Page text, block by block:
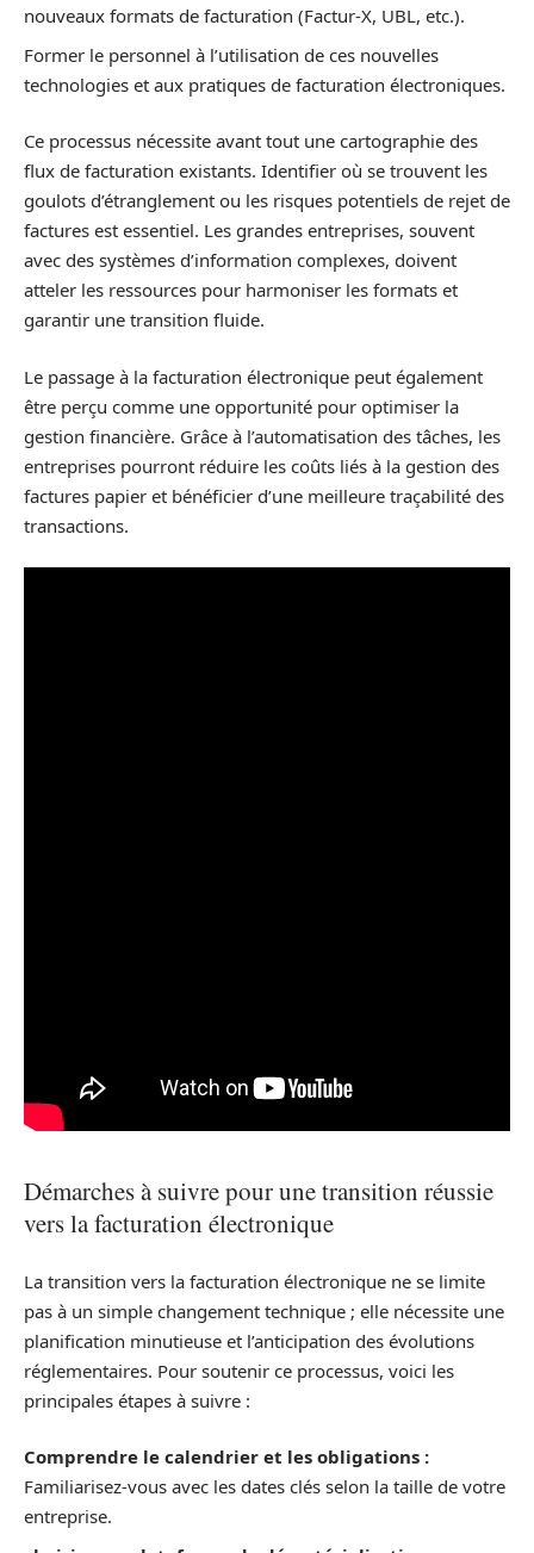
nouveaux formats de facturation (Factur-X, UBL, etc.).
Former le personnel à l’utilisation de ces nouvelles
technologies et aux pratiques de facturation électroniques.
Ce processus nécessite avant tout une cartographie des
flux de facturation existants. Identifier où se trouvent les
goulots d’étranglement ou les risques potentiels de rejet de
factures est essentiel. Les grandes entreprises, souvent
avec des systèmes d’information complexes, doivent
atteler les ressources pour harmoniser les formats et
garantir une transition fluide.
Le passage à la facturation électronique peut également
être perçu comme une opportunité pour optimiser la
gestion financière. Grâce à l’automatisation des tâches, les
entreprises pourront réduire les coûts liés à la gestion des
factures papier et bénéficier d’une meilleure traçabilité des
transactions.
Démarches à suivre pour une transition réussie
vers la facturation électronique
La transition vers la facturation électronique ne se limite
pas à un simple changement technique ; elle nécessite une
planification minutieuse et l’anticipation des évolutions
réglementaires. Pour soutenir ce processus, voici les
principales étapes à suivre :
Comprendre le calendrier et les obligations :
Familiarisez-vous avec les dates clés selon la taille de votre
entreprise.